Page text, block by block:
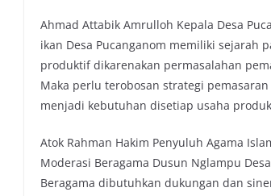
Ahmad Attabik Amrulloh Kepala Desa
ikan Desa Pucanganom memiliki sejarah
produktif dikarenakan permasalahan
Maka perlu terobosan strategi
menjadi kebutuhan disetiap usaha
Atok Rahman Hakim Penyuluh Agama
Moderasi Beragama Dusun Nglampu
Beragama dibutuhkan dukungan dan